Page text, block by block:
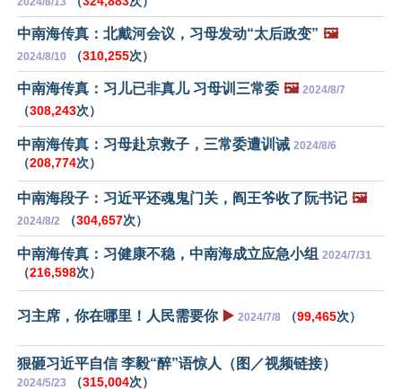
中南海传真：北戴河会议，习母发动“太后政变” 🖼️
2024/8/10 （310,255次）
中南海传真：习儿已非真儿 习母训三常委 🖼️ 2024/8/7
（308,243次）
中南海传真：习母赴京救子，三常委遭训诫 2024/8/6
（208,774次）
中南海段子：习近平还魂鬼门关，阎王爷收了阮书记 🖼️
2024/8/2 （304,657次）
中南海传真：习健康不稳，中南海成立应急小组 2024/7/31
（216,598次）
习主席，你在哪里！人民需要你 ▶️ 2024/7/8 （99,465次）
狠砸习近平自信 李毅“醉”语惊人（图／视频链接）
2024/5/23 （315,004次）